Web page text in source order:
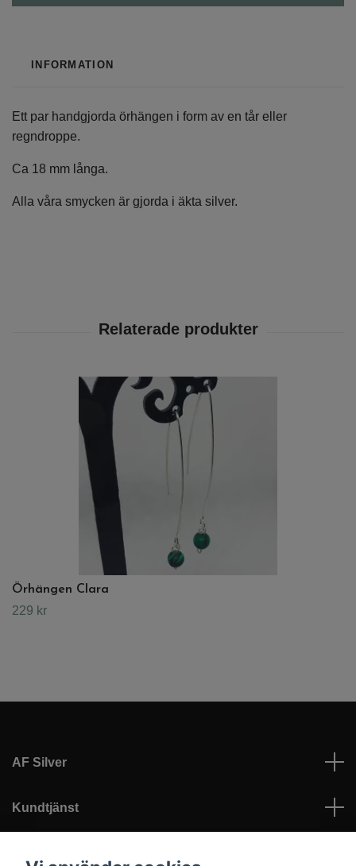
INFORMATION
Ett par handgjorda örhängen i form av en tår eller
regndroppe.
Ca 18 mm långa.
Alla våra smycken är gjorda i äkta silver.
Örhängen Clara
229 kr
AF Silver
Kundtjänst